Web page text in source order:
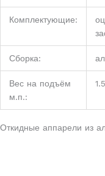
Комплектующие:
Сборка:
Вес на подъём
м.п.:
Откидные аппарели из